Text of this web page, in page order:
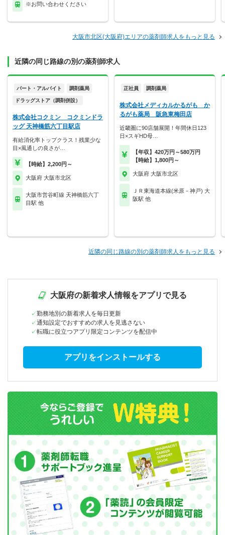
※お問い合わせください
大阪市北区(大阪府)エリアの薬剤師求人をもっと見る
近隣の同じ路線の別の薬剤師求人
パート・アルバイト 調剤薬局
ドラッグストア（調剤併設）
株式会社コクミン コクミンドラ
ッグ 天神橋筋六丁目駅店
有給消化率トップクラス！残業少な
目×風通しの良さが…
【時給】2,200円～
大阪府 大阪市北区
大阪市営谷町線 天神橋筋六丁
目駅 他
正社員 調剤薬局
株式会社メディカルかるがも か
るがも薬局 阪急東梅田店
近畿圏に90店舗展開！年間休日123
日×スギHD母…
【年収】420万円～580万円
【時給】1,800円～
大阪府 大阪市北区
ＪＲ東海道本線(米原－神戸) 大
阪駅 他
近隣の同じ路線の別の薬剤師求人をもっと見る
大阪府の新着求人情報をアプリで見る
勤務地別の新着求人を毎日更新
通知設定でおすすめの求人を見逃さない
転職に役立つアプリ限定コンテンツを配信中
アプリをインストールする